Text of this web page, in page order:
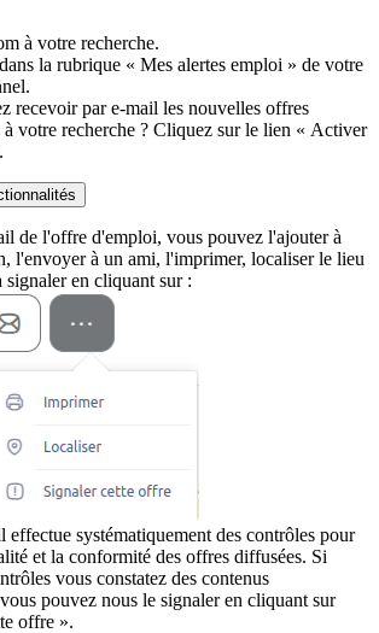
à votre recherche.
la rubrique « Mes alertes emploi » de votre
recevoir par e-mail les nouvelles offres
votre recherche ? Cliquez sur le lien « Activer
de l'offre d'emploi, vous pouvez l'ajouter à
l'envoyer à un ami, l'imprimer, localiser le lieu
signaler en cliquant sur :
effectue systématiquement des contrôles pour
et la conformité des offres diffusées. Si
vous constatez des contenus
pouvez nous le signaler en cliquant sur
offre ».